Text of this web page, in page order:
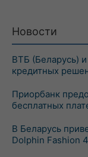
Новости
ВТБ (Беларусь)
кредитных
Приорбанк
бесплатных
В Беларусь
Dolphin Fashion